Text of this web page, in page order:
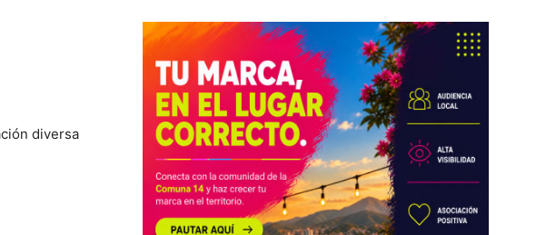
diversa